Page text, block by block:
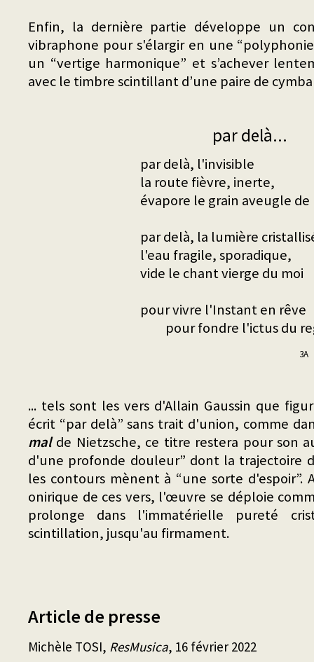
Enfin, la dernière partie développe un
vibraphone pour s'élargir en une
un “vertige harmonique” et s’achever
avec le timbre scintillant d’une paire de
par delà...
par delà, l'invisible
la route fièvre, inerte,
évapore le grain aveugle
par delà, la lumière
l'eau fragile, sporadique,
vide le chant vierge du moi
pour vivre l'Instant en rêve
pour fondre l'ictus du
... tels sont les vers d'Allain Gaussin que
écrit “par delà” sans trait d'union, comme
malde Nietzsche, ce titre restera pour son
d'une profonde douleur” dont la trajectoire
les contours mènent à “une sorte d'espoir”.
onirique de ces vers, l'œuvre se déploie
prolonge dans l'immatérielle pureté
scintillation, jusqu'au firmament.
Article de presse
Michèle TOSI, ResMusica, 16 février 2022